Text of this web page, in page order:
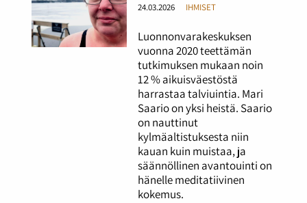
24.03.2026 IHMISET
Luonnonvarakeskuksen
vuonna 2020 teettämän
tutkimuksen mukaan noin
12 % aikuisväestöstä
harrastaa talviuintia. Mari
Saario on yksi heistä. Saario
on nauttinut
kylmäaltistuksesta niin
kauan kuin muistaa, ja
säännöllinen avantouinti on
hänelle meditatiivinen
kokemus.